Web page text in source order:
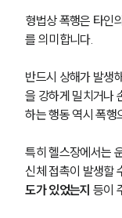
형법상 폭행은 타인
를 의미합니다.
반드시 상해가 발생
을 강하게 밀치거나
하는 행동 역시 폭행
특히 헬스장에서는
신체 접촉이 발생할
도가 있었는지 등이